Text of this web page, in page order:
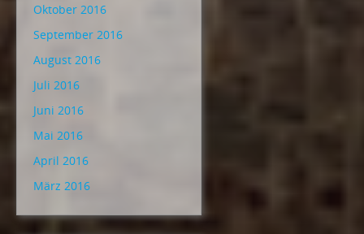
Oktober 2016
September 2016
August 2016
Juli 2016
Juni 2016
Mai 2016
April 2016
März 2016